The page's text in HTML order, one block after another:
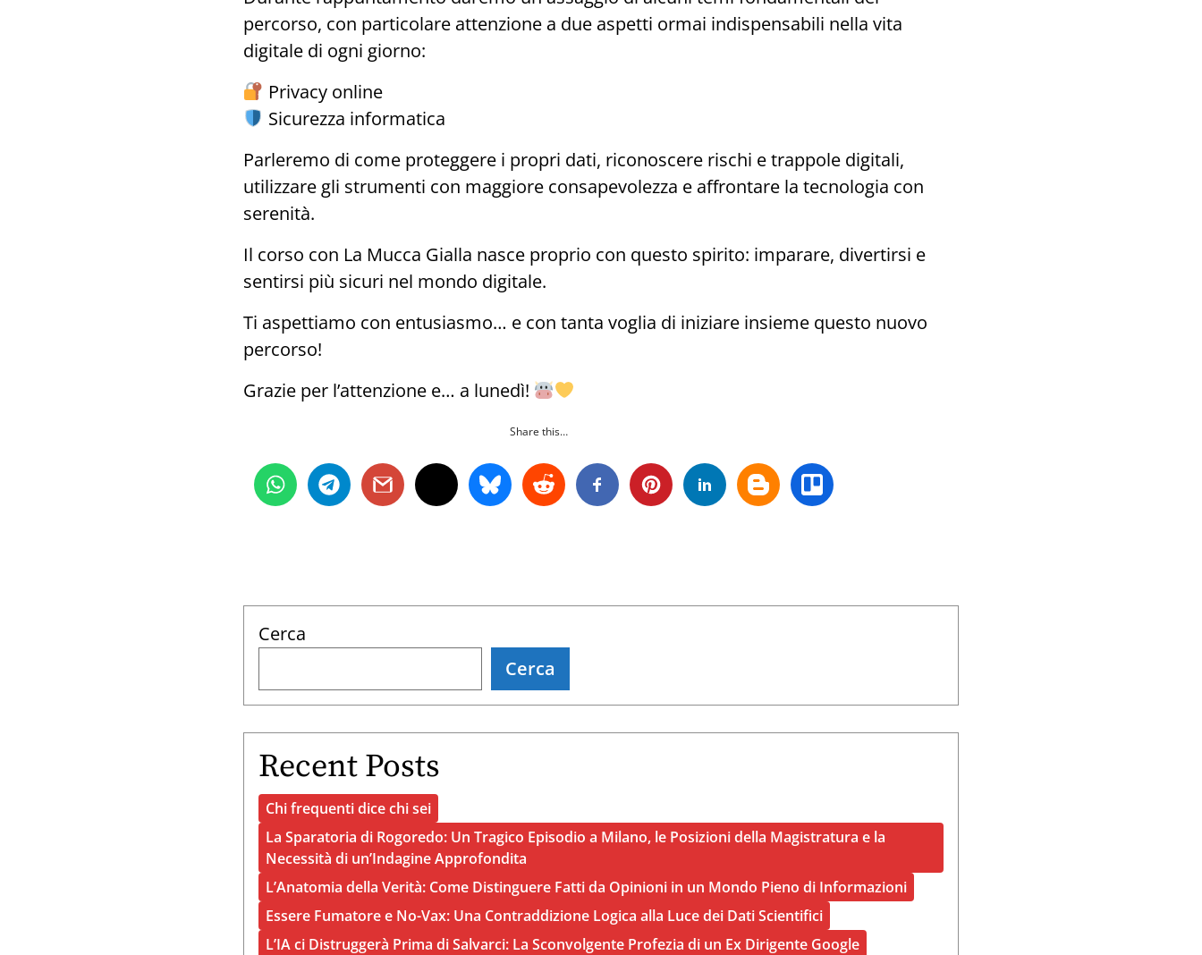
percorso, con particolare attenzione a due aspetti ormai indispensabili nella vita
digitale di ogni giorno:
Privacy online
Sicurezza informatica
Parleremo di come proteggere i propri dati, riconoscere rischi e trappole digitali,
utilizzare gli strumenti con maggiore consapevolezza e affrontare la tecnologia con
serenità.
Il corso con La Mucca Gialla nasce proprio con questo spirito: imparare, divertirsi e
sentirsi più sicuri nel mondo digitale.
Ti aspettiamo con entusiasmo… e con tanta voglia di iniziare insieme questo nuovo
percorso!
Grazie per l’attenzione e… a lunedì!
Share this…
Cerca
Cerca
Recent Posts
Chi frequenti dice chi sei
La Sparatoria di Rogoredo: Un Tragico Episodio a Milano, le Posizioni della Magistratura e la
Necessità di un’Indagine Approfondita
L’Anatomia della Verità: Come Distinguere Fatti da Opinioni in un Mondo Pieno di Informazioni
Essere Fumatore e No-Vax: Una Contraddizione Logica alla Luce dei Dati Scientifici
L’IA ci Distruggerà Prima di Salvarci: La Sconvolgente Profezia di un Ex Dirigente Google